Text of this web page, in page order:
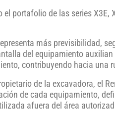
el portafolio de las series
más previsibilidad,
del equipamiento
contribuyendo hacia una
de la excavadora, el
de cada equipamiento,
afuera del área